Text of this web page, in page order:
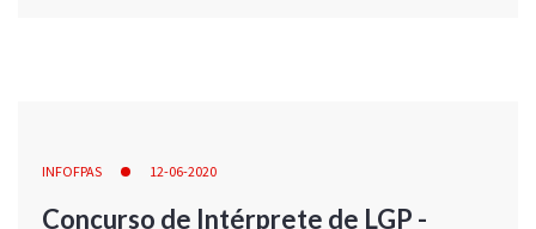
INFOFPAS 12-06-2020
Concurso de Intérprete de LGP -